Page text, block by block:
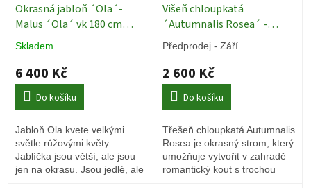
Okrasná jabloň ´Ola´-
Malus ´Ola´ vk 180 cm
Okrasné stromy
Skladem
6 400 Kč
Do košíku
Jabloň Ola kvete velkými
světle růžovými květy.
Jablíčka jsou větší, ale jsou
jen na okrasu. Jsou jedlé, ale
Višeň chloupkatá
´Autumnalis Rosea´ -
Prunus x subhirtella - 130 -
150 cm
Okrasné stromy
Předprodej - Září
2 600 Kč
Do košíku
Třešeň chloupkatá Autumnalis
Rosea je okrasný strom, který
umožňuje vytvořit v zahradě
romantický kout s trochou